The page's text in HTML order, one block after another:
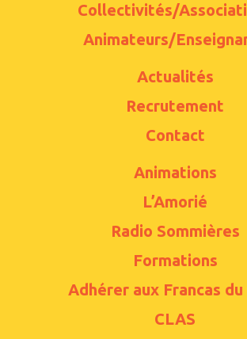
Collectivités/
Animateurs/
Actualités
Recrutement
Contact
Animations
L’Amorié
Radio Sommières
Formations
Adhérer aux Francas du
CLAS